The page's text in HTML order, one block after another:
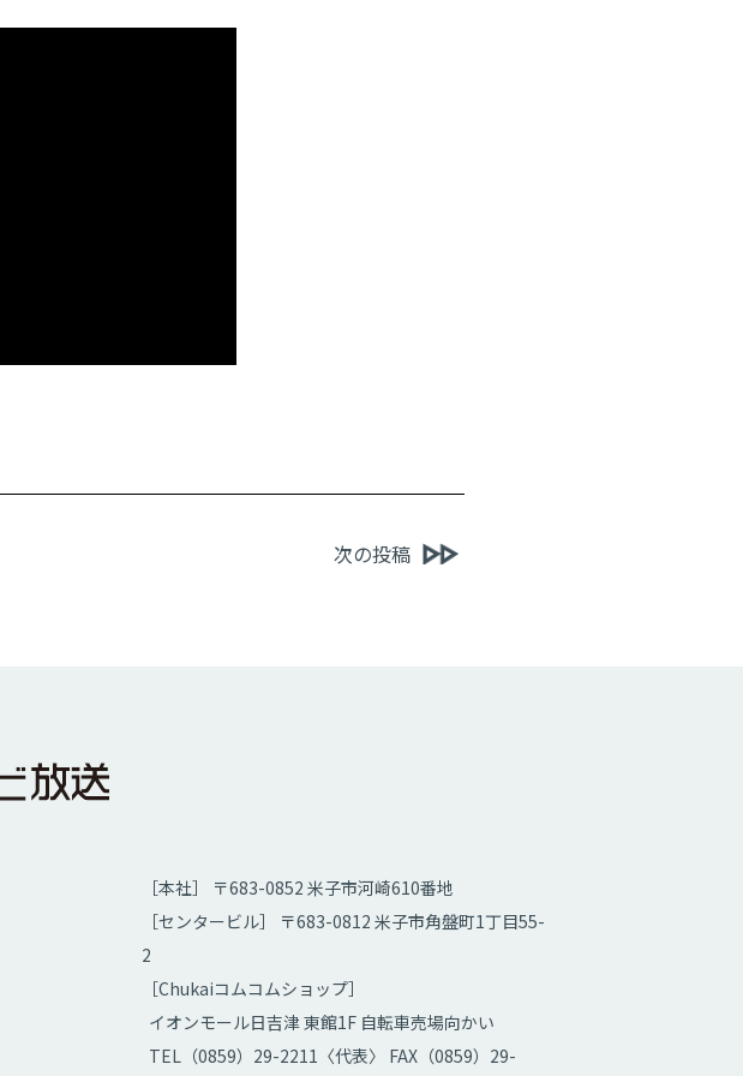
次の投稿
［本社］ 〒683-0852 米子市河崎610番地
［センタービル］ 〒683-0812 米子市角盤町1丁目55-
2
［Chukaiコムコムショップ］
イオンモール日吉津 東館1F 自転車売場向かい
TEL（0859）29-2211〈代表〉 FAX（0859）29-